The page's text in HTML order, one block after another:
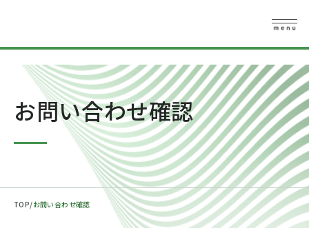
お問い合わせ確認
TOP お問い合わせ確認